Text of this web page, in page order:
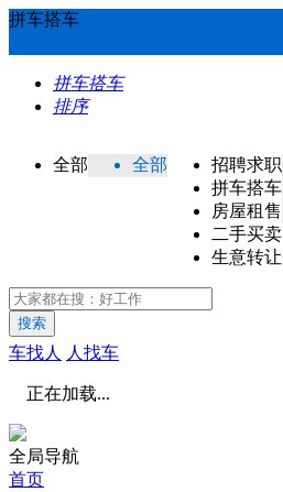
拼车搭车
拼车搭车
排序
全部 全部
招聘求职
拼车搭车
房屋租售
二手买卖
生意转让
搜索
车找人 人找车
正在加载...
全局导航
首页